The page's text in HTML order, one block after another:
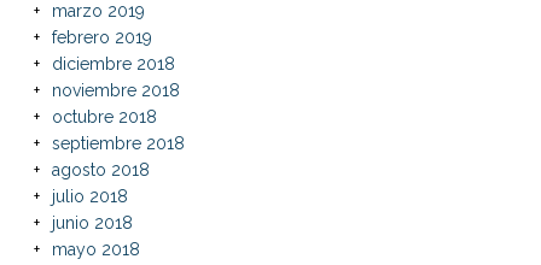
marzo 2019
febrero 2019
diciembre 2018
noviembre 2018
octubre 2018
septiembre 2018
agosto 2018
julio 2018
junio 2018
mayo 2018